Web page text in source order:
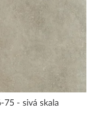
75 - sivá skala